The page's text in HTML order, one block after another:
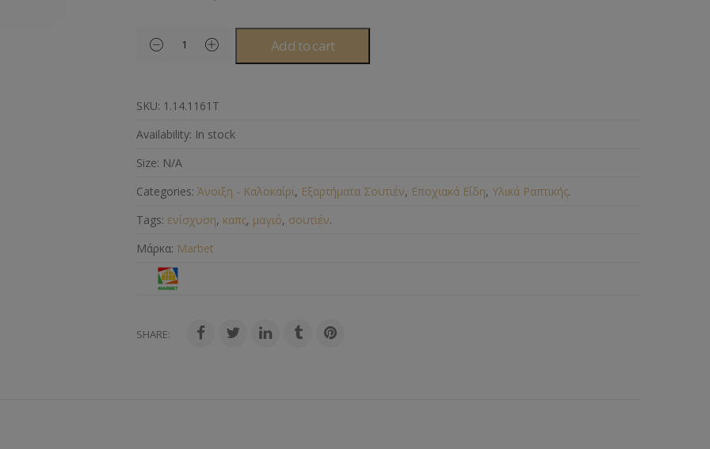
Add to cart
SKU: 1.14.1161Τ
Availability: In stock
Size: N/A
Categories: Άνοιξη - Καλοκαίρι, Εξαρτήματα Σουτιέν, Εποχιακά Είδη, Υλικά Ραπτικής.
Tags: ενίσχυση, καπς, μαγιό, σουτιέν.
Μάρκα: Marbet
SHARE: